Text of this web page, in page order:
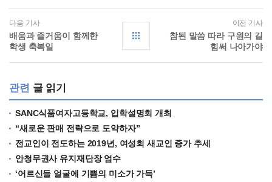
다음 기사
배움과 즐거움이 함께한
학생 축복일
이전 기사
참된 말씀 따라 구원의 길
힘써 나아가야
관련 글 읽기
SANC식품여자고등학교, 입학설명회 개최
“새로운 판매 전략으로 도약하자”
전교인이 전도하는 2019년, 여성회 새교인 증가 추세
안청무권사 유지재단장 엄수
‘어르신들 얼굴에 기쁨의 미소가 가득’